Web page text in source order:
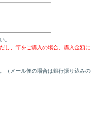
。
し、竿をご購入の場合、購入金額に
（メール便の場合は銀行振り込みの